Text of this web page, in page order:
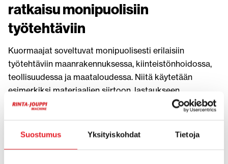
Suostumus Yksityiskohdat Tietoja
ratkaisu monipuolisiin
työtehtäviin
Kuormaajat soveltuvat monipuolisesti erilaisiin
työtehtäviin maanrakennuksessa, kiinteistönhoidossa,
teollisuudessa ja maataloudessa. Niitä käytetään
esimerkiksi materiaalien siirtoon, lastaukseen,
varastointiin sekä talvikunnossapitoon. Eri kokoluokan
kohteisiin kuin suuremmille työmaille.
Yrityksille suunnattu vuokraus tuo joustavuutta